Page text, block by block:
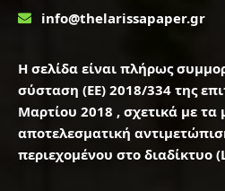
info@thelarissapaper.gr
Η σελίδα είναι πλήρως
σύσταση (ΕΕ) 2018/334 της
Μαρτίου 2018 , σχετικά με τα
αποτελεσματική
περιεχομένου στο διαδίκτυο